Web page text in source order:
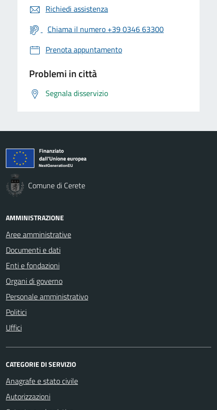
Richiedi assistenza
Chiama il numero +39 0346 63300
Prenota appuntamento
Problemi in città
Segnala disservizio
Comune di Cerete
AMMINISTRAZIONE
Aree amministrative
Documenti e dati
Enti e fondazioni
Organi di governo
Personale amministrativo
Politici
Uffici
CATEGORIE DI SERVIZIO
Anagrafe e stato civile
Autorizzazioni